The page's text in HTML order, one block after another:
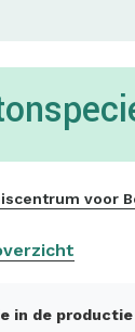
Beste Beschikbare
in de